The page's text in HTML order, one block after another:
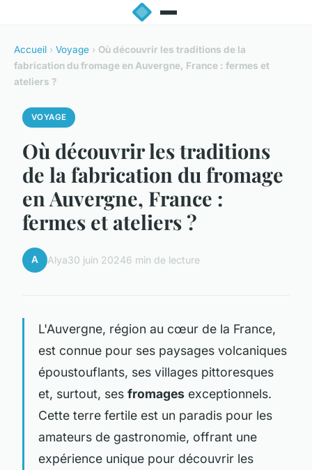
Accueil › Voyage › Où découvrir les traditions de la
fabrication du fromage en Auvergne, France : fermes et
ateliers ?
VOYAGE
Où découvrir les traditions
de la fabrication du fromage
en Auvergne, France :
fermes et ateliers ?
A Alya30 juin 20246 min de lecture
L'Auvergne, région au cœur de la France,
est connue pour ses paysages volcaniques
époustouflants, ses villages pittoresques
et, surtout, ses fromages exceptionnels.
Cette terre fertile est un paradis pour les
amateurs de gastronomie, offrant une
expérience unique pour découvrir les